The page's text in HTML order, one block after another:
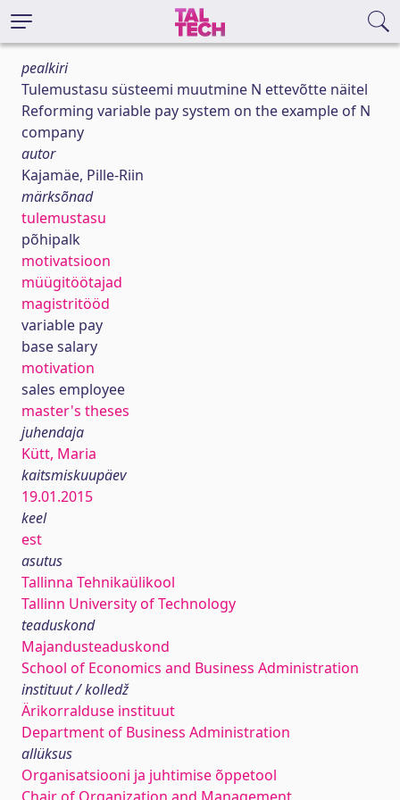
pealkiri
Tulemustasu süsteemi muutmine N ettevõtte näitel
Reforming variable pay system on the example of N
company
autor
Kajamäe, Pille-Riin
märksõnad
tulemustasu
põhipalk
motivatsioon
müügitöötajad
magistritööd
variable pay
base salary
motivation
sales employee
master's theses
juhendaja
Kütt, Maria
kaitsmiskuupäev
19.01.2015
keel
est
asutus
Tallinna Tehnikaülikool
Tallinn University of Technology
teaduskond
Majandusteaduskond
School of Economics and Business Administration
instituut / kolledž
Ärikorralduse instituut
Department of Business Administration
allüksus
Organisatsiooni ja juhtimise õppetool